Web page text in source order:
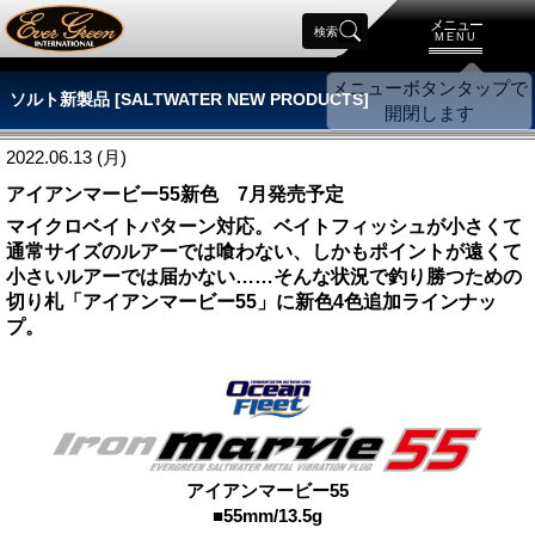
メニュー
MENU
検索
ソルト新製品 [SALTWATER NEW PRODUCTS]
2022.06.13 (月)
アイアンマービー55新色 7月発売予定
マイクロベイトパターン対応。ベイトフィッシュが小さくて
通常サイズのルアーでは喰わない、しかもポイントが遠くて
小さいルアーでは届かない……そんな状況で釣り勝つための
切り札「アイアンマービー55」に新色4色追加ラインナッ
プ。
アイアンマービー55
■55mm/13.5g